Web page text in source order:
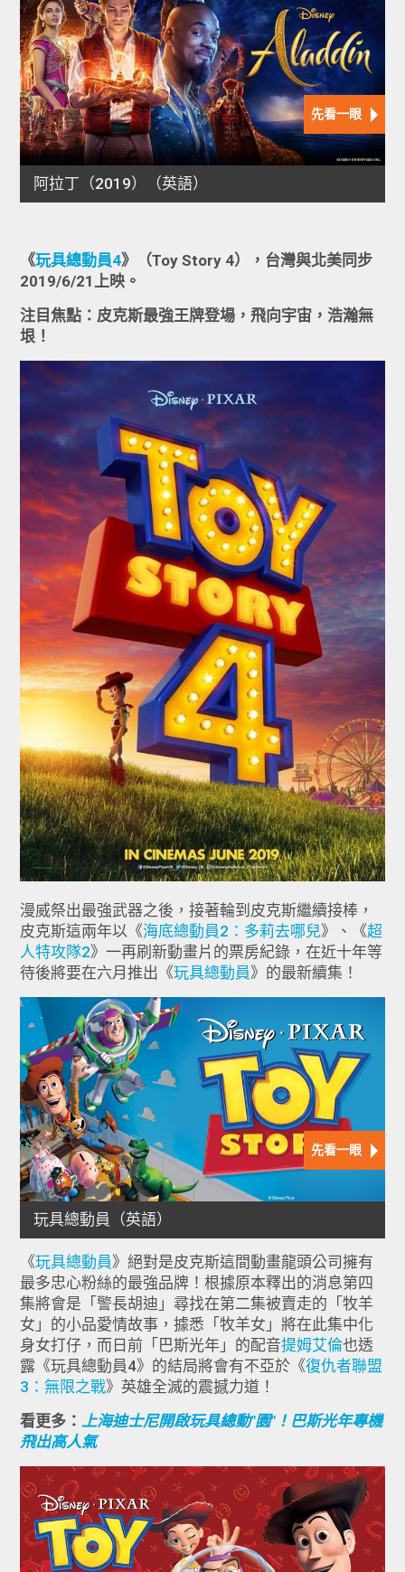
《玩具總動員4》（Toy Story 4），台灣與北美同步
2019/6/21上映。
注目焦點：皮克斯最強王牌登場，飛向宇宙，浩瀚無
垠！
漫威祭出最強武器之後，接著輪到皮克斯繼續接棒，
皮克斯這兩年以《海底總動員2：多莉去哪兒》、《超
人特攻隊2》一再刷新動畫片的票房紀錄，在近十年等
待後將要在六月推出《玩具總動員》的最新續集！
《玩具總動員》絕對是皮克斯這間動畫龍頭公司擁有
最多忠心粉絲的最強品牌！根據原本釋出的消息第四
集將會是「警長胡迪」尋找在第二集被賣走的「牧羊
女」的小品愛情故事，據悉「牧羊女」將在此集中化
身女打仔，而日前「巴斯光年」的配音提姆艾倫也透
露《玩具總動員4》的結局將會有不亞於《復仇者聯盟
3：無限之戰》英雄全滅的震撼力道！
看更多：上海迪士尼開啟玩具總動"園"！巴斯光年專機
飛出高人氣